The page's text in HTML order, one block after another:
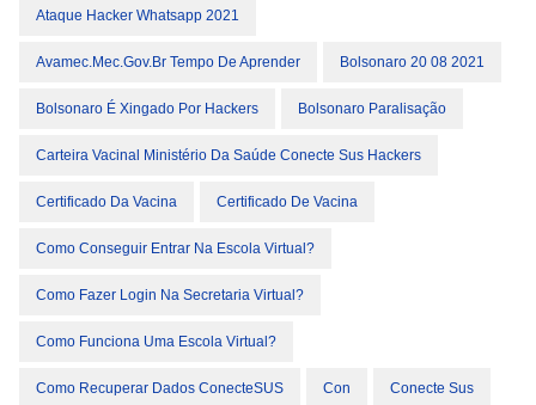
Ataque Hacker Whatsapp 2021
Avamec.mec.gov.br Tempo De Aprender Bolsonaro 20 08 2021
Bolsonaro É Xingado Por Hackers Bolsonaro Paralisação
Carteira Vacinal Ministério Da Saúde Conecte Sus Hackers
Certificado Da Vacina Certificado De Vacina
Como Conseguir Entrar Na Escola Virtual?
Como Fazer Login Na Secretaria Virtual?
Como Funciona Uma Escola Virtual?
Como Recuperar Dados ConecteSUS Con Conecte Sus